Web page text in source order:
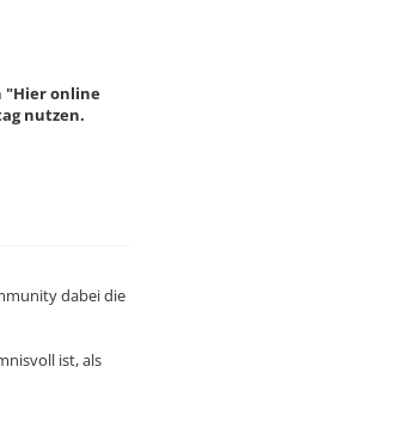
"Hier online
nutzen.
dabei die
ist, als